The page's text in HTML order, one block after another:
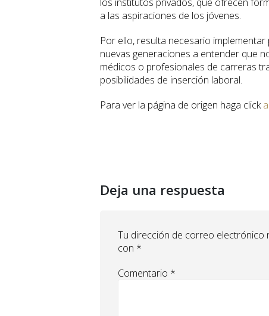
a las aspiraciones de los jóvenes.
Por ello, resulta necesario
nuevas generaciones a entender que
médicos o profesionales de carreras
posibilidades de inserción laboral.
Para ver la página de origen haga click
Deja una respuesta
Tu dirección de correo electrónico
con *
Comentario *